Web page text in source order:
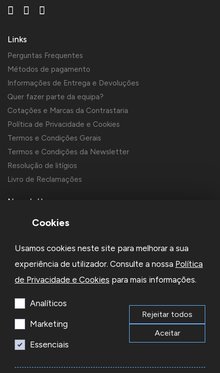
Links
Perguntas Frequentes
Métodos de pagamento
Informações de Entrega e Devoluções
Quer fazer parte da equipa?
Cotações e Marcas da Contrastaria
Política de Privacidade e Cookies
Termos e Condições Gerais
Termos e Condições da Newsletter
Resolução de litígios
Livro de Reclamações
Newsletter
Li e aceito aPolítica de Privacidadee os Termos e Condições
Subscrever
© 2026 Reacel Todos os direitos reservados.
Cookies
Usamos cookies neste site para melhorar a sua
experiência de utilizador. Consulte a nossa Política
de Privacidade e Cookies para mais informações.
Analíticos
Marketing
Essenciais
Rejeitar todos
Aceitar